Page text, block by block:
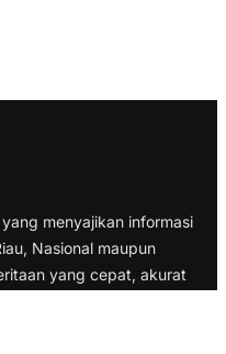
menyajikan informasi
Nasional maupun
yang cepat, akurat